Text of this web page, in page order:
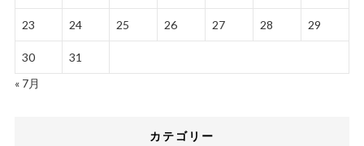
23 24 25 26 27 28 29
30
31
« 7月
カテゴリー